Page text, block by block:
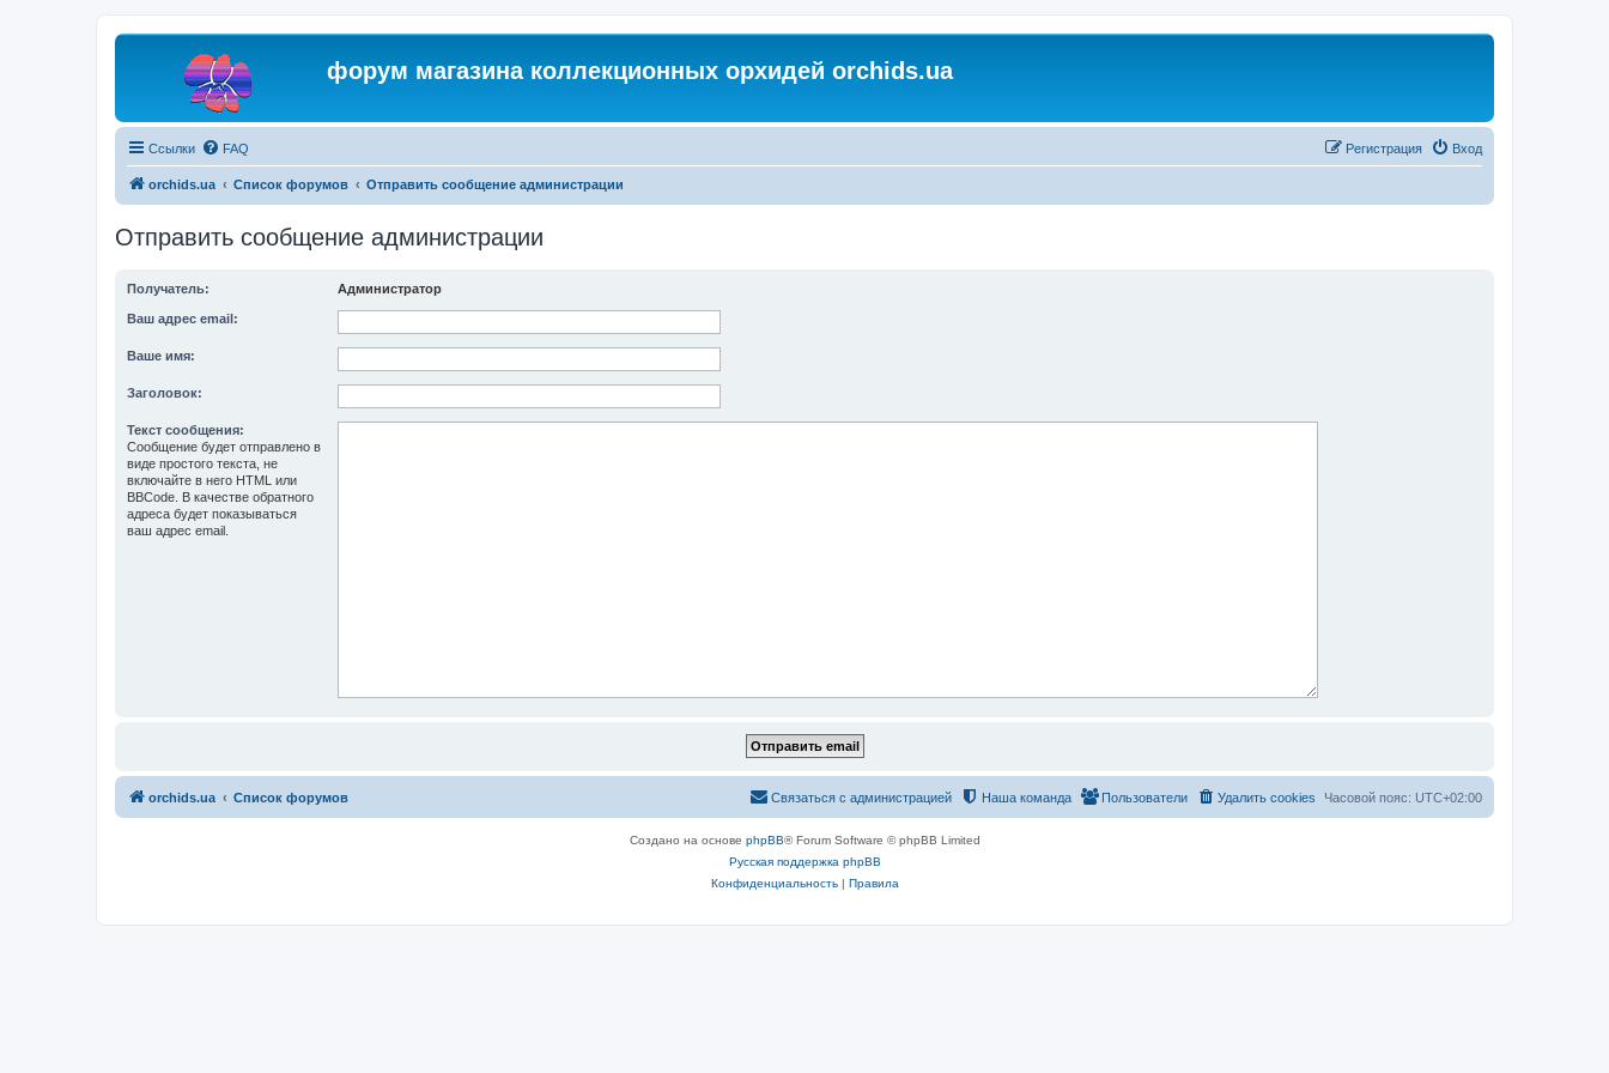
форум магазина коллекционных орхидей orchids.ua
Ссылки FAQ Вход
Регистрация
orchids.ua Список форумов Отправить сообщение администрации
Отправить сообщение администрации
Получатель: Администратор
Ваш адрес email:
Ваше имя:
Заголовок:
Текст сообщения:
Сообщение будет отправлено в
виде простого текста, не
включайте в него HTML или
BBCode. В качестве обратного
адреса будет показываться
ваш адрес email.
orchids.ua Список форумов Часовой пояс: UTC+02:00
Удалить cookies
Пользователи
Наша команда
Связаться с администрацией
Создано на основе phpBB® Forum Software © phpBB Limited
Русская поддержка phpBB
Конфиденциальность| Правила